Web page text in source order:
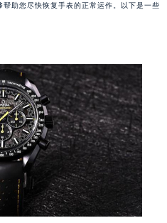
助您尽快恢复手表的正常运作。以下是一些